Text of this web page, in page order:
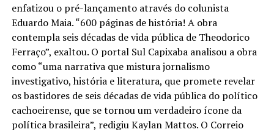
enfatizou o pré-lançamento através do colunista
Eduardo Maia. “600 páginas de história! A obra
contempla seis décadas de vida pública de Theodorico
Ferraço”, exaltou. O portal Sul Capixaba analisou a obra
como “uma narrativa que mistura jornalismo
investigativo, história e literatura, que promete revelar
os bastidores de seis décadas de vida pública do político
cachoeirense, que se tornou um verdadeiro ícone da
política brasileira”, redigiu Kaylan Mattos. O Correio